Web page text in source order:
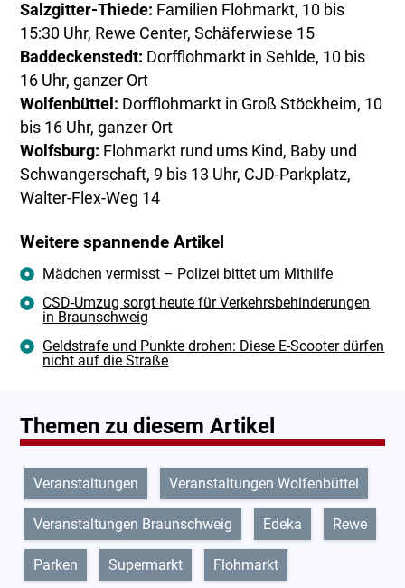
Salzgitter-Thiede: Familien Flohmarkt, 10 bis
15:30 Uhr, Rewe Center, Schäferwiese 15
Baddeckenstedt: Dorfflohmarkt in Sehlde, 10 bis
16 Uhr, ganzer Ort
Wolfenbüttel: Dorfflohmarkt in Groß Stöckheim, 10
bis 16 Uhr, ganzer Ort
Wolfsburg: Flohmarkt rund ums Kind, Baby und
Schwangerschaft, 9 bis 13 Uhr, CJD-Parkplatz,
Walter-Flex-Weg 14
Weitere spannende Artikel
Mädchen vermisst – Polizei bittet um Mithilfe
CSD-Umzug sorgt heute für Verkehrsbehinderungen
in Braunschweig
Geldstrafe und Punkte drohen: Diese E-Scooter dürfen
nicht auf die Straße
Themen zu diesem Artikel
Veranstaltungen Veranstaltungen Wolfenbüttel
Veranstaltungen Braunschweig Edeka Rewe
Parken Supermarkt Flohmarkt